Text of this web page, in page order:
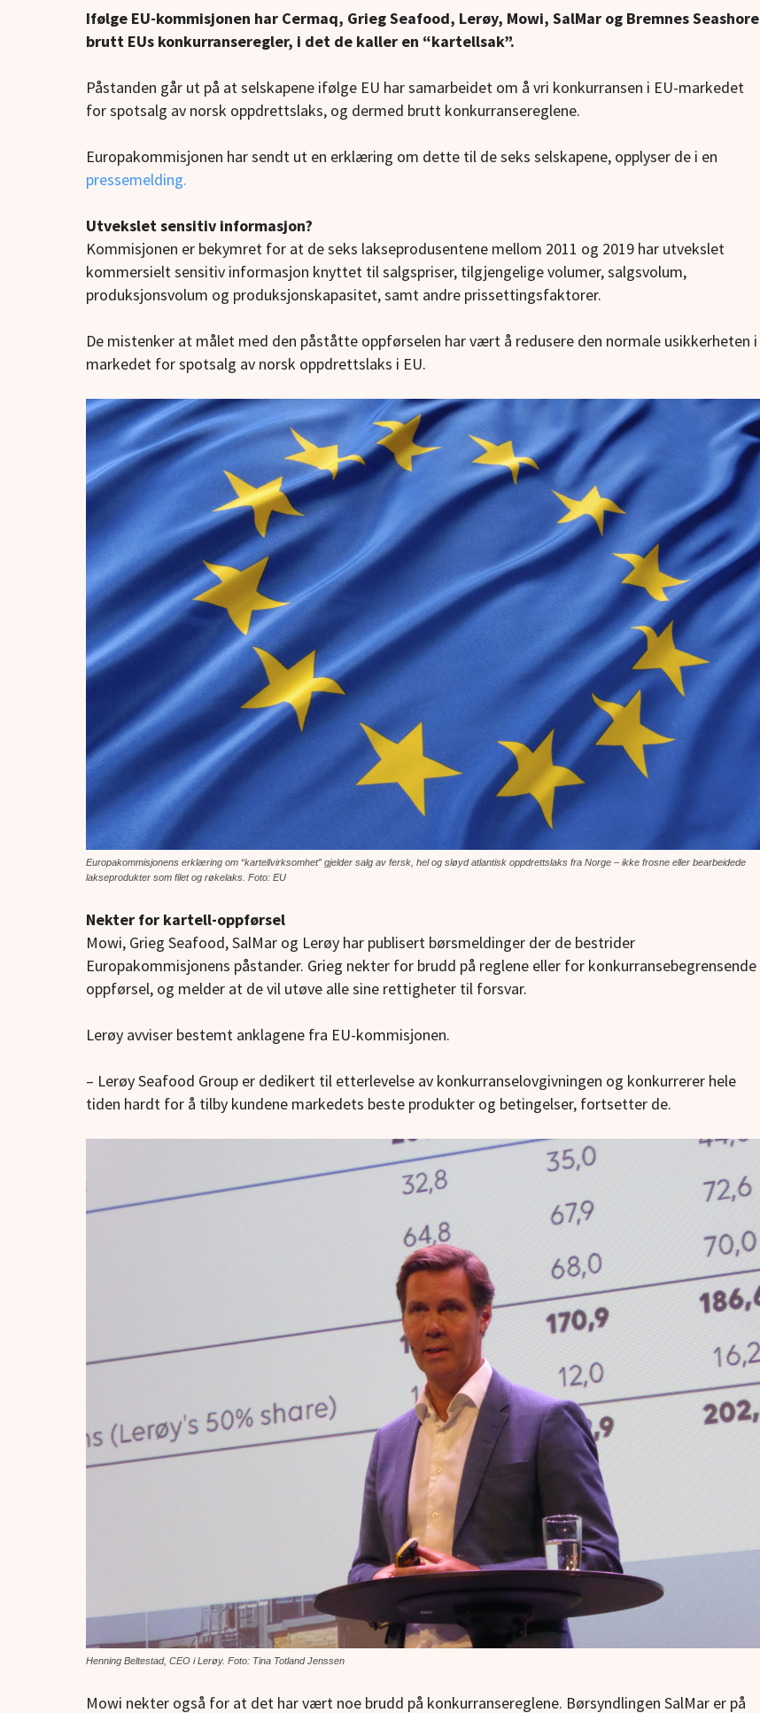
Ifølge EU-kommisjonen har Cermaq, Grieg Seafood, Lerøy, Mowi, SalMar og Bremnes Seashore
brutt EUs konkurranseregler, i det de kaller en “kartellsak”.
Påstanden går ut på at selskapene ifølge EU har samarbeidet om å vri konkurransen i EU-markedet
for spotsalg av norsk oppdrettslaks, og dermed brutt konkurransereglene.
Europakommisjonen har sendt ut en erklæring om dette til de seks selskapene, opplyser de i en
pressemelding.
Utvekslet sensitiv informasjon?
Kommisjonen er bekymret for at de seks lakseprodusentene mellom 2011 og 2019 har utvekslet
kommersielt sensitiv informasjon knyttet til salgspriser, tilgjengelige volumer, salgsvolum,
produksjonsvolum og produksjonskapasitet, samt andre prissettingsfaktorer.
De mistenker at målet med den påståtte oppførselen har vært å redusere den normale usikkerheten i
markedet for spotsalg av norsk oppdrettslaks i EU.
Europakommisjonens erklæring om “kartellvirksomhet” gjelder salg av fersk, hel og sløyd atlantisk oppdrettslaks fra Norge – ikke frosne eller bearbeidede
lakseprodukter som filet og røkelaks. Foto: EU
Nekter for kartell-oppførsel
Mowi, Grieg Seafood, SalMar og Lerøy har publisert børsmeldinger der de bestrider
Europakommisjonens påstander. Grieg nekter for brudd på reglene eller for konkurransebegrensende
oppførsel, og melder at de vil utøve alle sine rettigheter til forsvar.
Lerøy avviser bestemt anklagene fra EU-kommisjonen.
– Lerøy Seafood Group er dedikert til etterlevelse av konkurranselovgivningen og konkurrerer hele
tiden hardt for å tilby kundene markedets beste produkter og betingelser, fortsetter de.
Henning Beltestad, CEO i Lerøy. Foto: Tina Totland Jenssen
Mowi nekter også for at det har vært noe brudd på konkurransereglene. Børsyndlingen SalMar er på